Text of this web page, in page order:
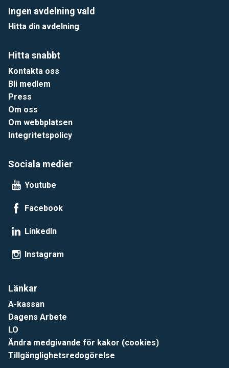
Ingen avdelning vald
Hitta din avdelning
Hitta snabbt
Kontakta oss
Bli medlem
Press
Om oss
Om webbplatsen
Integritetspolicy
Sociala medier
Youtube
Facebook
LinkedIn
Instagram
Länkar
A-kassan
Dagens Arbete
LO
Ändra medgivande för kakor (cookies)
Tillgänglighetsredogörelse